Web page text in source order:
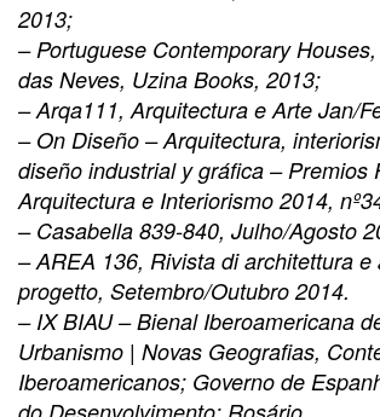
2013;
–Portuguese Contemporary
das Neves, Uzina Books, 2013;
–Arqa111, Arquitectura e Arte Jan/
– On Diseño – Arquitectura,
diseño industrial y gráfica – Premios
Arquitectura e Interiorismo 2014,
– Casabella 839-840, Julho/Agosto
–AREA 136, Rivista di architettura e
progetto, Setembro/Outubro 2014.
– IX BIAU – Bienal Iberoamericana
Urbanismo | Novas Geografias,
Iberoamericanos; Governo de